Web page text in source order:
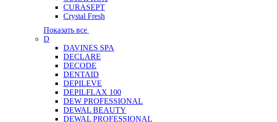
CURASEPT
Crystal Fresh
Показать все
D
DAVINES SPA
DECLARE
DECODE
DENTAID
DEPILEVE
DEPILFLAX 100
DEW PROFESSIONAL
DEWAL BEAUTY
DEWAL PROFESSIONAL